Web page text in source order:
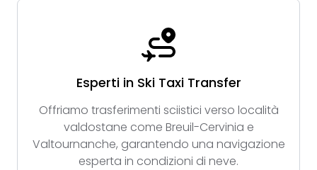
Esperti in Ski Taxi Transfer
Offriamo trasferimenti sciistici verso località
valdostane come Breuil-Cervinia e
Valtournanche, garantendo una navigazione
esperta in condizioni di neve.